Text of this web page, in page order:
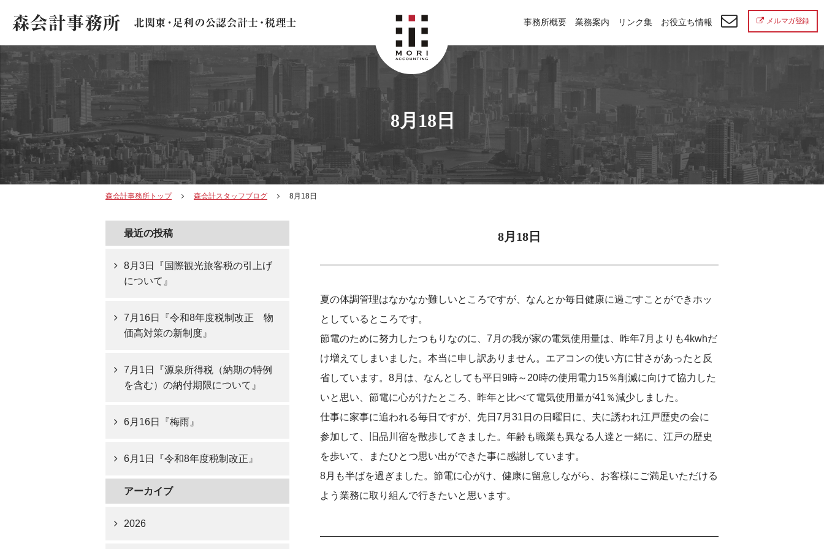
北関東 足利市の公認会計士・税理士事務所 森会計事務所
事務所概要 業務案内 リンク集 お役立ち情報 メルマガ登録
8月18日
森会計事務所トップ 森会計スタッフブログ 8月18日
8月18日
夏の体調管理はなかなか難しいところですが、なんとか毎日健康に過ごすことができホッ
としているところです。
節電のために努力したつもりなのに、7月の我が家の電気使用量は、昨年7月よりも4kwhだ
け増えてしまいました。本当に申し訳ありません。エアコンの使い方に甘さがあったと反
省しています。8月は、なんとしても平日9時～20時の使用電力15％削減に向けて協力した
いと思い、節電に心がけたところ、昨年と比べて電気使用量が41％減少しました。
仕事に家事に追われる毎日ですが、先日7月31日の日曜日に、夫に誘われ江戸歴史の会に
参加して、旧品川宿を散歩してきました。年齢も職業も異なる人達と一緒に、江戸の歴史
を歩いて、またひとつ思い出ができた事に感謝しています。
8月も半ばを過ぎました。節電に心がけ、健康に留意しながら、お客様にご満足いただける
よう業務に取り組んで行きたいと思います。
最近の投稿
8月3日『国際観光旅客税の引上げ
について』
7月16日『令和8年度税制改正 物
価高対策の新制度』
7月1日『源泉所得税（納期の特例
を含む）の納付期限について』
6月16日『梅雨』
6月1日『令和8年度税制改正』
アーカイブ
2026